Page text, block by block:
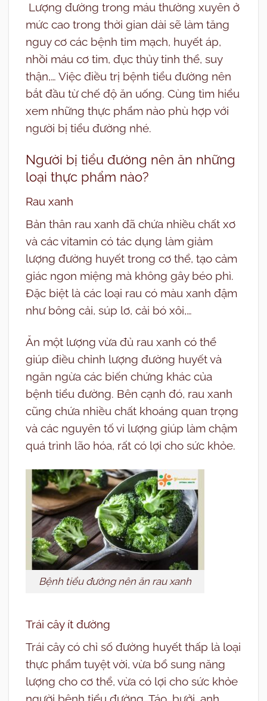
Lượng đường trong máu thường xuyên ở
mức cao trong thời gian dài sẽ làm tăng
nguy cơ các bệnh tim mạch, huyết áp,
nhồi máu cơ tim, đục thủy tinh thể, suy
thận,… Việc điều trị bệnh tiểu đường nên
bắt đầu từ chế độ ăn uống. Cùng tìm hiểu
xem những thực phẩm nào phù hợp với
người bị tiểu đường nhé.
Người bị tiểu đường nên ăn những
loại thực phẩm nào?
Rau xanh
Bản thân rau xanh đã chứa nhiều chất xơ
và các vitamin có tác dụng làm giảm
lượng đường huyết trong cơ thể, tạo cảm
giác ngon miệng mà không gây béo phì.
Đặc biệt là các loại rau có màu xanh đậm
như bông cải, súp lơ, cải bó xôi,…
Ăn một lượng vừa đủ rau xanh có thể
giúp điều chỉnh lượng đường huyết và
ngăn ngừa các biến chứng khác của
bệnh tiểu đường. Bên cạnh đó, rau xanh
cũng chứa nhiều chất khoáng quan trọng
và các nguyên tố vi lượng giúp làm chậm
quá trình lão hóa, rất có lợi cho sức khỏe.
Bệnh tiểu đường nên ăn rau xanh
Trái cây ít đường
Trái cây có chỉ số đường huyết thấp là loại
thực phẩm tuyệt vời, vừa bổ sung năng
lượng cho cơ thể, vừa có lợi cho sức khỏe